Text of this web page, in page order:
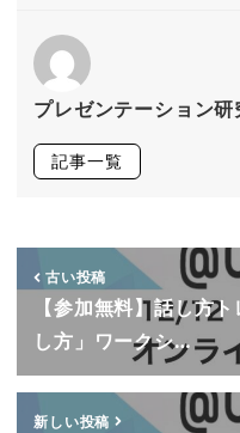
プレゼンテーション研
記事一覧
古い投稿
【参加無料】話し方
し方」ワークシ…
新しい投稿